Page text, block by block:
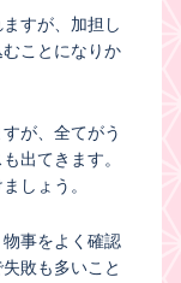
すが、加担し
ことになりか
が、全てがう
出てきます。
しょう。
事をよく確認
敗も多いこと